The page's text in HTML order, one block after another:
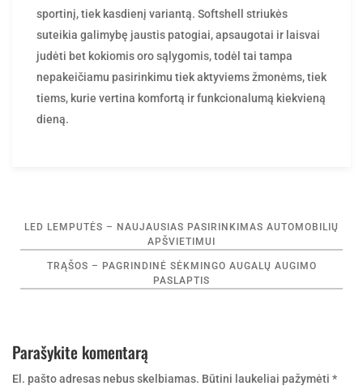
sportinį, tiek kasdienį variantą. Softshell striukės
suteikia galimybę jaustis patogiai, apsaugotai ir laisvai
judėti bet kokiomis oro sąlygomis, todėl tai tampa
nepakeičiamu pasirinkimu tiek aktyviems žmonėms, tiek
tiems, kurie vertina komfortą ir funkcionalumą kiekvieną
dieną.
Navigacija
tarp
LED LEMPUTĖS – NAUJAUSIAS PASIRINKIMAS AUTOMOBILIŲ
APŠVIETIMUI
TRĄŠOS – PAGRINDINĖ SĖKMINGO AUGALŲ AUGIMO
PASLAPTIS
Parašykite komentarą
El. pašto adresas nebus skelbiamas. Būtini laukeliai pažymėti *